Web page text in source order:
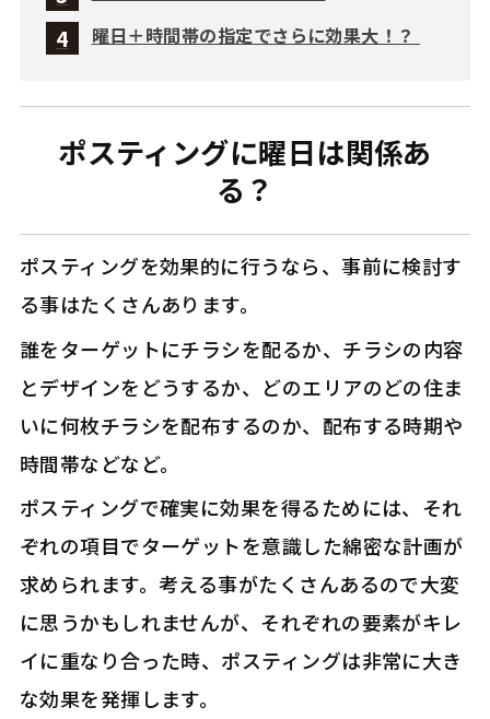
曜日＋時間帯の指定でさらに効果大！？
ポスティングに曜日は関係あ
る？
ポスティングを効果的に行うなら、事前に検討す
る事はたくさんあります。
誰をターゲットにチラシを配るか、チラシの内容
とデザインをどうするか、どのエリアのどの住ま
いに何枚チラシを配布するのか、配布する時期や
時間帯などなど。
ポスティングで確実に効果を得るためには、それ
ぞれの項目でターゲットを意識した綿密な計画が
求められます。考える事がたくさんあるので大変
に思うかもしれませんが、それぞれの要素がキレ
イに重なり合った時、ポスティングは非常に大き
な効果を発揮します。